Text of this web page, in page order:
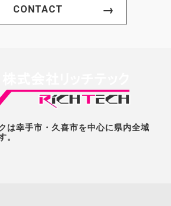
CONTACT
は幸手市・久喜市を中心に県内全域
。